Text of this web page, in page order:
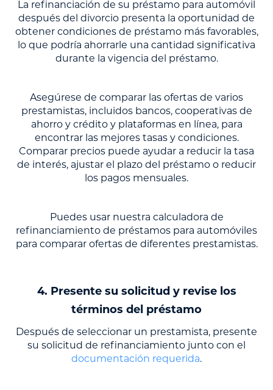
La refinanciación de su préstamo para automóvil
después del divorcio presenta la oportunidad de
obtener condiciones de préstamo más favorables,
lo que podría ahorrarle una cantidad significativa
durante la vigencia del préstamo.
Asegúrese de comparar las ofertas de varios
prestamistas, incluidos bancos, cooperativas de
ahorro y crédito y plataformas en línea, para
encontrar las mejores tasas y condiciones.
Comparar precios puede ayudar a reducir la tasa
de interés, ajustar el plazo del préstamo o reducir
los pagos mensuales.
Puedes usar nuestra calculadora de
refinanciamiento de préstamos para automóviles
para comparar ofertas de diferentes prestamistas.
4. Presente su solicitud y revise los
términos del préstamo
Después de seleccionar un prestamista, presente
su solicitud de refinanciamiento junto con el
documentación requerida.